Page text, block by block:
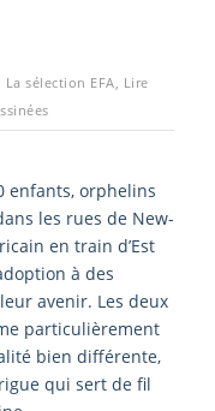
La sélection EFA Lire
enfants, orphelins
les rues de New-
en train d’Est
à des
avenir. Les deux
particulièrement
bien différente,
qui sert de fil